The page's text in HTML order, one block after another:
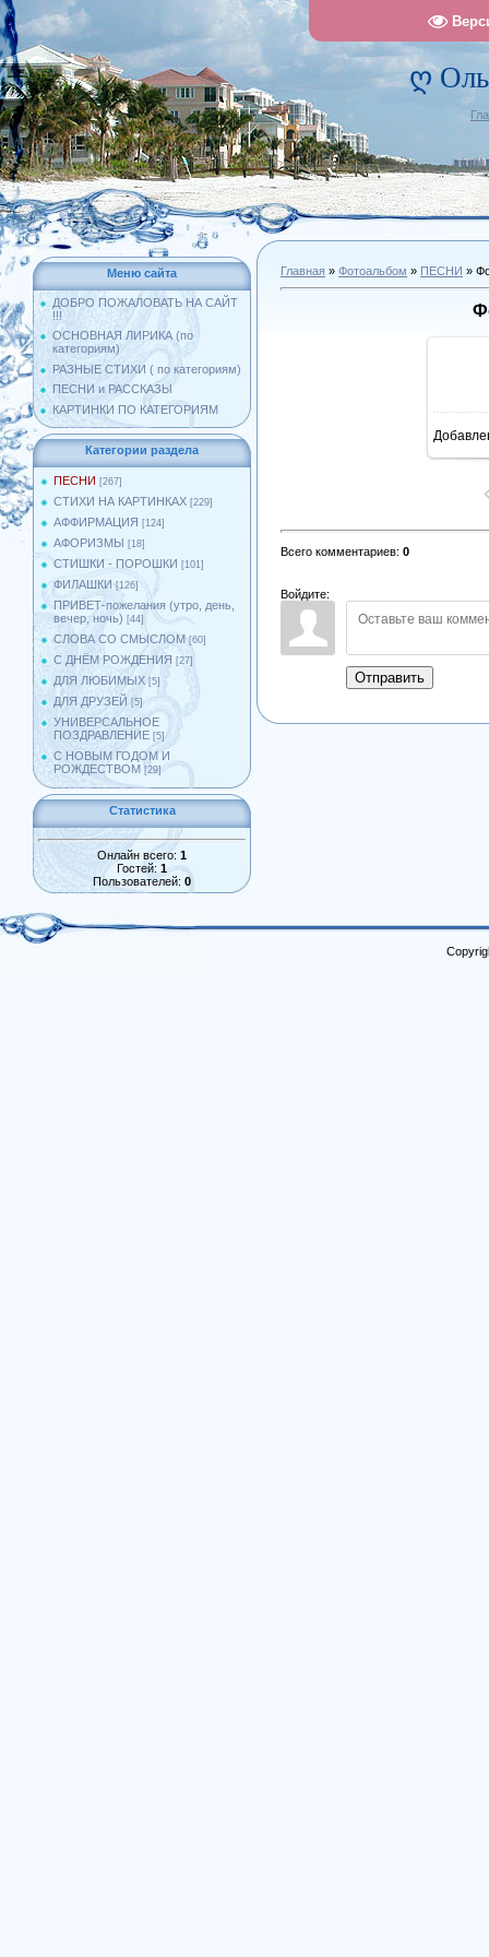
ღ
Меню сайта
ДОБРО ПОЖАЛОВАТЬ НА САЙТ
!!!
ОСНОВНАЯ ЛИРИКА (по
категориям)
РАЗНЫЕ СТИХИ ( по категориям)
ПЕСНИ и РАССКАЗЫ
КАРТИНКИ ПО КАТЕГОРИЯМ
Категории раздела
ПЕСНИ [267]
СТИХИ НА КАРТИНКАХ [229]
АФФИРМАЦИЯ [124]
АФОРИЗМЫ [18]
СТИШКИ - ПОРОШКИ [101]
ФИЛАШКИ [126]
ПРИВЕТ-пожелания (утро, день,
вечер, ночь) [44]
СЛОВА СО СМЫСЛОМ [60]
С ДНЁМ РОЖДЕНИЯ [27]
ДЛЯ ЛЮБИМЫХ [5]
ДЛЯ ДРУЗЕЙ [5]
УНИВЕРСАЛЬНОЕ
ПОЗДРАВЛЕНИЕ [5]
С НОВЫМ ГОДОМ И
РОЖДЕСТВОМ [29]
Статистика
Онлайн всего: 1
Гостей: 1
Пользователей: 0
Главная » Фотоальбом » ПЕСНИ »
Всего комментариев: 0
Войдите:
Отправить